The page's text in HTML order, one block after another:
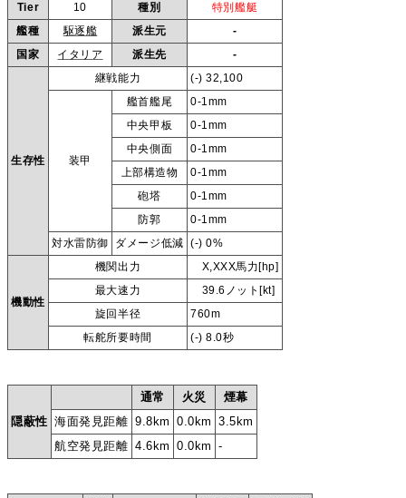
Tier 10 種別
特別艦艇
艦種
駆逐艦 派生元
-
国家
イタリア 派生先 -
生存性
継戦能力 (-) 32,100
装甲
艦首艦尾
0-1mm
中央甲板
0-1mm
中央側面
0-1mm
上部構造物
0-1mm
砲塔
0-1mm
防郭
0-1mm
対水雷防御
ダメージ低減 (-) 0%
機動性
機関出力
X,XXX馬力[hp]
最大速力
39.6ノット[kt]
旋回半径
760m
転舵所要時間
(-) 8.0秒
隠蔽性
通常 火災
煙幕
海面発見距離 9.8km 0.0km 3.5km
航空発見距離 4.6km 0.0km -